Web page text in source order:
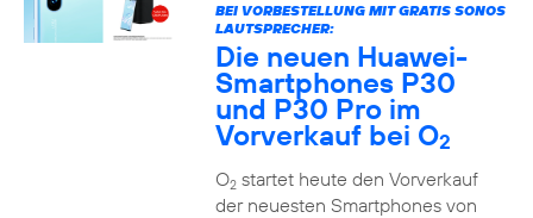
BEI VORBESTELLUNG MIT GRATIS SONOS
LAUTSPRECHER:
Die neuen Huawei-
Smartphones P30
und P30 Pro im
Vorverkauf bei O2
O2startet heute den Vorverkauf
der neuesten Smartphones von